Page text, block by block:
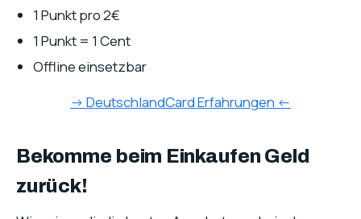
1 Punkt pro 2€
1 Punkt = 1 Cent
Offline einsetzbar
-> DeutschlandCard Erfahrungen <-
Bekomme beim Einkaufen Geld
zurück!